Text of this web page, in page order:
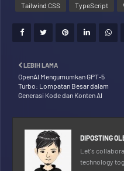
Tailwind CSS TypeScript
LEBIH LAMA
OpenAI Mengumumkan GPT‑5
Turbo: Lompatan Besar dalam
Generasi Kode dan Konten AI
DIPOSTING
Let's
technology